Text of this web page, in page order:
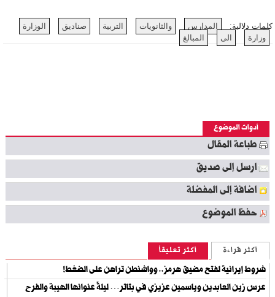
كلمات دلالية: المدارس والثانويات التربية صناديق
الوزارة
وزارة
الى المبالغ
أدوات الموضوع
طباعة المقال
ارسل إلى صديق
اضافة إلى المفضلة
حفظ الموضوع
أكثر قراءة أكثر تعليقاً
شروط إيرانية لفتح مضيق هرمز.. وواشنطن تراهن على الضغط!
عرس زين العابدين وياسمين عزيزي في بتاتر… ليلةٌ عنوانها الهيبة والفرح